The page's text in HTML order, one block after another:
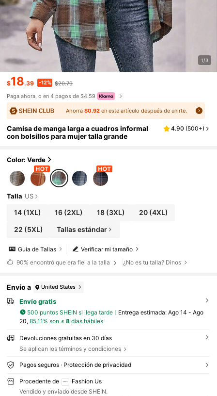
1/3
$18.39 -12% $20.79
Paga ahora, o en 4 pagos de $4.59
Ahorra $0.92en este artículo después de unirte.
Camisa de manga larga a cuadros informal
con bolsillos para mujer talla grande
4.90 (500+)
Color: Verde
Talla US
14(1XL) 16 (2XL) 18(3XL) 20(4XL)
22 (5XL) Tallas estándar
Verificar mi tamaño
Guía de Tallas
90% encontró que era fiel a la talla ¿No es tu talla? Dinos
Envío a United States
Envío gratis
500 puntos SHEIN si llega tarde Entrega estimada: Ago 14 - Ago
20, 85.11% son ≤ 8días hábiles
Devoluciones gratuitas en 30 días
Se aplican los términos y condiciones
Pagos seguros · Protección de privacidad
Procedente de
Fashion Us
Vendido y enviado desde SHEIN.